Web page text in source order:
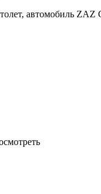
автомобиль